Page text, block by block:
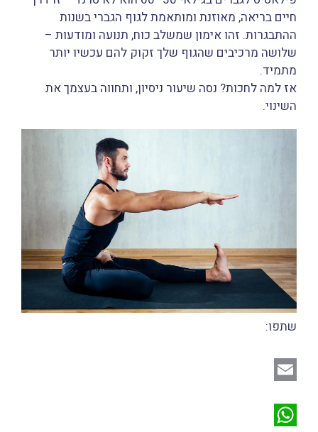
חיים בריאה, מאוזנת ומותאמת לגוף הגברי בשנות
ההתבגרות. זהו אימון שמשלב כוח, תנועה ומודעות –
שלושה מרכיבים שהגוף שלך זקוק להם עכשיו יותר
מתמיד.
אז למה לחכות? נסה שיעור ניסיון, ותחווה בעצמך את
השינוי.
שתפו:
m